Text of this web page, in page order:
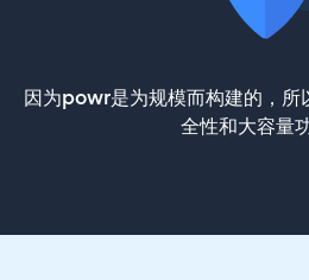
因为powr是为规模而构建的，所
全性和大容量功